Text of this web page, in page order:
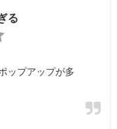
る
ップアップが多